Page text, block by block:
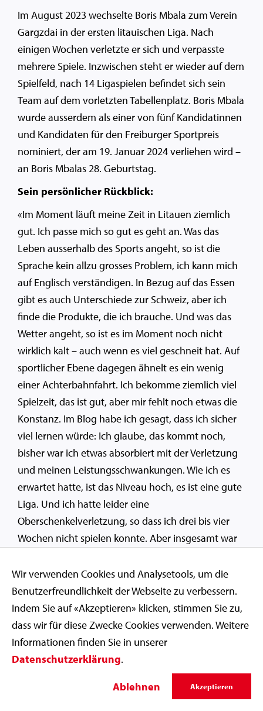
Im August 2023 wechselte Boris Mbala zum Verein
Gargzdai in der ersten litauischen Liga. Nach
einigen Wochen verletzte er sich und verpasste
mehrere Spiele. Inzwischen steht er wieder auf dem
Spielfeld, nach 14 Ligaspielen befindet sich sein
Team auf dem vorletzten Tabellenplatz. Boris Mbala
wurde ausserdem als einer von fünf Kandidatinnen
und Kandidaten für den Freiburger Sportpreis
nominiert, der am 19. Januar 2024 verliehen wird –
an Boris Mbalas 28. Geburtstag.
Sein persönlicher Rückblick:
«Im Moment läuft meine Zeit in Litauen ziemlich
gut. Ich passe mich so gut es geht an. Was das
Leben ausserhalb des Sports angeht, so ist die
Sprache kein allzu grosses Problem, ich kann mich
auf Englisch verständigen. In Bezug auf das Essen
gibt es auch Unterschiede zur Schweiz, aber ich
finde die Produkte, die ich brauche. Und was das
Wetter angeht, so ist es im Moment noch nicht
wirklich kalt – auch wenn es viel geschneit hat. Auf
sportlicher Ebene dagegen ähnelt es ein wenig
einer Achterbahnfahrt. Ich bekomme ziemlich viel
Spielzeit, das ist gut, aber mir fehlt noch etwas die
Konstanz. Im Blog habe ich gesagt, dass ich sicher
viel lernen würde: Ich glaube, das kommt noch,
bisher war ich etwas absorbiert mit der Verletzung
und meinen Leistungsschwankungen. Wie ich es
erwartet hatte, ist das Niveau hoch, es ist eine gute
Liga. Und ich hatte leider eine
Oberschenkelverletzung, so dass ich drei bis vier
Wochen nicht spielen konnte. Aber insgesamt war
Meistertitel, den ich mit Fribourg Olympic zu Hause
gewann, wird mein persönliches Highlight des
Jahres bleiben. Und ich freue mich, dass ich zu den
Finalisten für den Freiburger Sportpreis 2023 zähle:
Das ist eine tolle Belohnung für meine Arbeit und
die von Fribourg Olympic.»
Aufgezeichnet von Pierre Hagmann und Fabio
Wir verwenden Cookies und Analysetools, um die
Benutzerfreundlichkeit der Webseite zu verbessern.
Indem Sie auf «Akzeptieren» klicken, stimmen Sie zu,
dass wir für diese Zwecke Cookies verwenden. Weitere
Informationen finden Sie in unserer
Datenschutzerklärung.
Ablehnen Akzeptieren